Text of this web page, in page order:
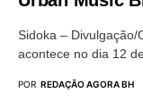
Sidoka –
acontece no dia 12
POR REDAÇÃO AGORA BH